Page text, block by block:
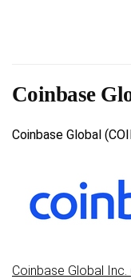
Coinbase
Coinbase Global
Coinbase Global Inc.